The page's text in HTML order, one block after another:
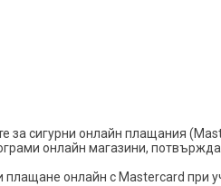
за сигурни онлайн плащания
онлайн магазини,
плащане онлайн с Mastercard при